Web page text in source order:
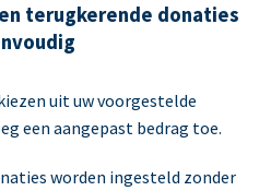
terugkerende donaties
uit uw voorgestelde
een aangepast bedrag toe.
worden ingesteld zonder